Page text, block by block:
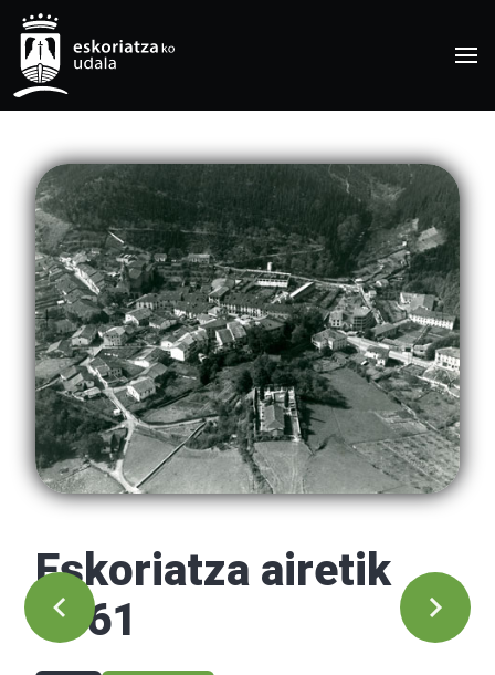
Eskoriatza airetik
1961